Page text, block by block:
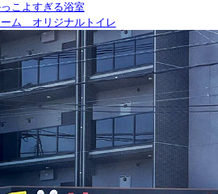
こよすぎる浴室
ーム オリジナルトイレ